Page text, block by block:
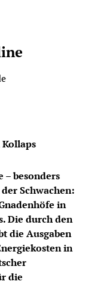
besonders
Schwachen:
in
Die durch den
die Ausgaben
in
die